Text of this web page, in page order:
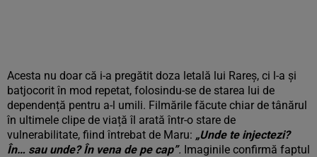
Acesta nu doar că i-a pregătit doza letală lui Rareș, ci l-a și
batjocorit în mod repetat, folosindu-se de starea lui de
dependență pentru a-l umili. Filmările făcute chiar de tânărul
în ultimele clipe de viață îl arată într-o stare de
vulnerabilitate, fiind întrebat de Maru: „Unde te injectezi?
În… sau unde? În vena de pe cap”. Imaginile confirmă faptul